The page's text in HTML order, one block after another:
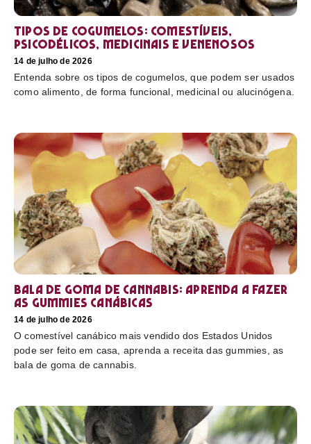
Tipos de cogumelos: comestíveis,
psicodélicos, medicinais e venenosos
14 de julho de 2026
Entenda sobre os tipos de cogumelos, que podem ser usados
como alimento, de forma funcional, medicinal ou alucinógena.
Bala de goma de cannabis: aprenda a fazer
as gummies canábicas
14 de julho de 2026
O comestível canábico mais vendido dos Estados Unidos
pode ser feito em casa, aprenda a receita das gummies, as
bala de goma de cannabis.